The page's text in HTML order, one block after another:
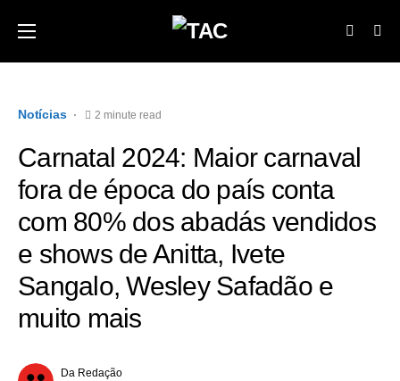
Notícias 2 minute read
Carnatal 2024: Maior carnaval
fora de época do país conta
com 80% dos abadás vendidos
e shows de Anitta, Ivete
Sangalo, Wesley Safadão e
muito mais
Da Redação